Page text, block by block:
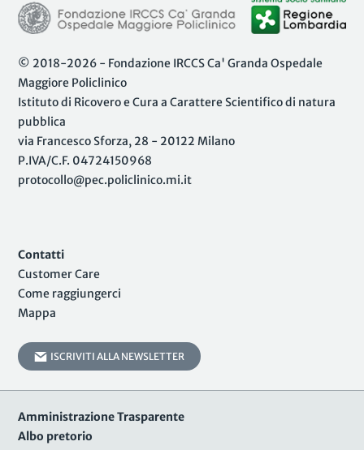
© 2018-2026 - Fondazione IRCCS Ca' Granda Ospedale
Maggiore Policlinico
Istituto di Ricovero e Cura a Carattere Scientifico di natura
pubblica
via Francesco Sforza, 28 - 20122 Milano
P.IVA/C.F. 04724150968
protocollo@pec.policlinico.mi.it
Contatti
Customer Care
Come raggiungerci
Mappa
ISCRIVITI ALLA NEWSLETTER
Amministrazione Trasparente
Albo pretorio